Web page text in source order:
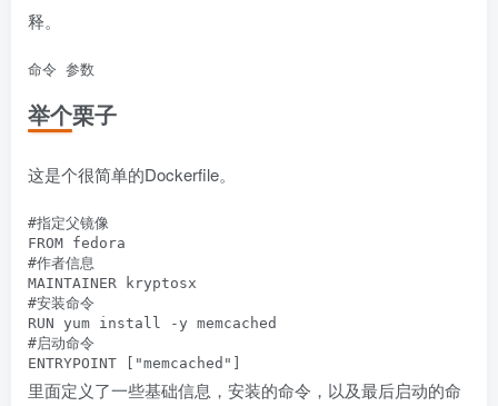
释。
举个栗子
这是个很简单的Dockerfile。
#指定父镜像
FROM fedora
#作者信息
MAINTAINER kryptosx
#安装命令
RUN yum install -y memcached
#启动命令
里面定义了一些基础信息，安装的命令，以及最后启动的命